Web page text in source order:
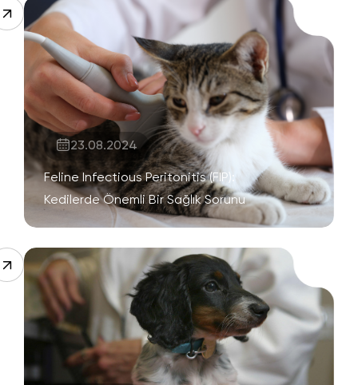
23.08.2024
Feline Infectious Peritonitis (FIP):
Kedilerde Önemli Bir Sağlık Sorunu